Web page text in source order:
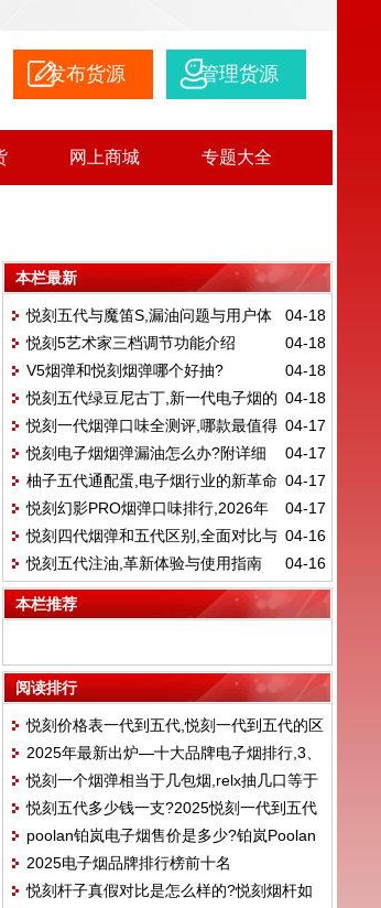
发布货源 管理货源
网上商城 专题大全
本栏最新
04-18
悦刻五代与魔笛S,漏油问题与用户体
验对比
04-18
悦刻5艺术家三档调节功能介绍
04-18
V5烟弹和悦刻烟弹哪个好抽?
04-18
悦刻五代绿豆尼古丁,新一代电子烟的
创新与体验
04-17
悦刻一代烟弹口味全测评,哪款最值得
入手?
04-17
悦刻电子烟烟弹漏油怎么办?附详细
解决方法！
04-17
柚子五代通配蛋,电子烟行业的新革命
04-17
悦刻幻影PRO烟弹口味排行,2026年
最受欢迎口味测评
04-16
悦刻四代烟弹和五代区别,全面对比与
选购指南
04-16
悦刻五代注油,革新体验与使用指南
本栏推荐
阅读排行
悦刻价格表一代到五代,悦刻一代到五代的区
别
2025年最新出炉—十大品牌电子烟排行,3、
火器AMMO
悦刻一个烟弹相当于几包烟,relx抽几口等于
一根烟?
悦刻五代多少钱一支?2025悦刻一代到五代
实时售价表
poolan铂岚电子烟售价是多少?铂岚Poolan
新国标价格参数
2025电子烟品牌排行榜前十名
悦刻杆子真假对比是怎么样的?悦刻烟杆如